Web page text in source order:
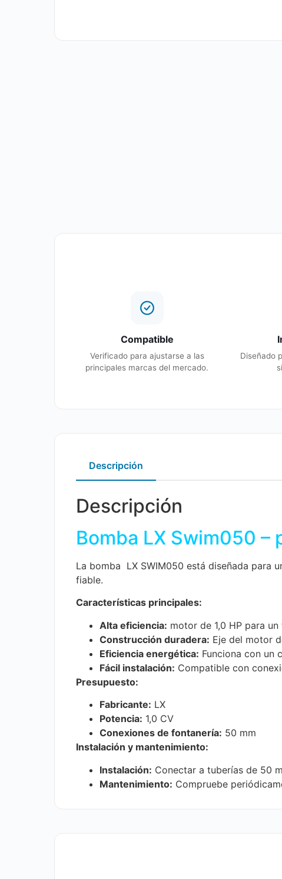
Compatible
Verificado para ajustarse a las
principales marcas del mercado.
Diseñado
Descripción
Descripción
Bomba LX Swim050 –
La bomba LX SWIM050 está diseñada para
fiable.
Características principales:
Alta eficiencia: motor de 1,0 HP para
Construcción duradera: Eje del motor
Eficiencia energética: Funciona con un
Fácil instalación: Compatible con
Presupuesto:
Fabricante: LX
Potencia: 1,0 CV
Conexiones de fontanería: 50 mm
Instalación y mantenimiento:
Instalación: Conectar a tuberías de 50
Mantenimiento: Compruebe